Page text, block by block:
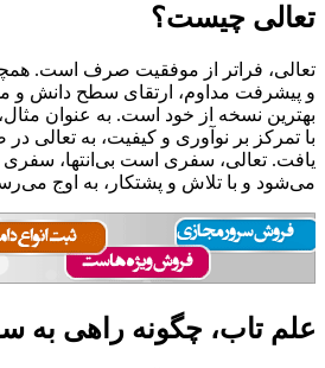
تعالی چیست؟
تعالی، فراتر از موفقیت صرف است.
و پیشرفت مداوم، ارتقای سطح دانش و
بهترین نسخه از خود است. به عنوان مثال،
با تمرکز بر نوآوری و کیفیت، به تعالی
یافت. تعالی، سفری است بی‌انتها، سفری
می‌شود و با تلاش و پشتکار، به اوج
علم تاب، چگونه راهی به